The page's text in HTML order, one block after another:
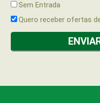
Sem Entrada
Quero receber ofertas